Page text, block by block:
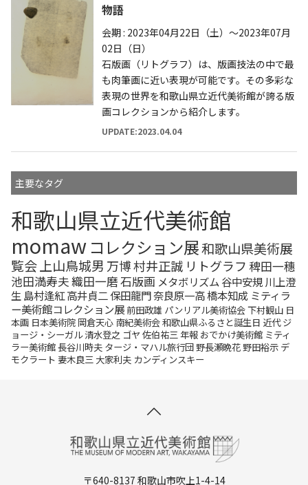
物語
会期 : 2023年04月22日（土）～2023年07月
02日（日）
石版画（リトグラフ）は、版画技法の中で最
も肉筆画に近い表現が可能です。その多彩な
表現の世界を和歌山県立近代美術館が誇る版
画コレクションから紹介します。
UPDATE:2023.04.04
主要なタグ
和歌山県立近代美術館
momaw コレクション展和歌山県美術展
覧会 上山鳥城男 万博村井正誠 リトグラフ 稗田一穗
池田満寿夫織田一磨石版画 メタボリズム 谷中安規 川上澄
生 島村逢紅高井貞二保田龍門奈良原一高橋本知成 ミティラ
ー美術館コレクション展 前田政雄 パンリアル美術協会下村観山 日
本画 日本美術院 岡倉天心 南紀美術会和歌山県ふるさと誕生日 近代 ジ
ョージ・シーガル清水登之 ゴヤ 佐伯祐三年報 おでかけ美術館 ミティ
ラー美術館長谷川時夫 タージ・マハル旅行団野長瀬晩花野田裕示 デ
モクラート 妻木良三 大家利夫 カンディンスキー
〒640-8137 和歌山市吹上1-4-14